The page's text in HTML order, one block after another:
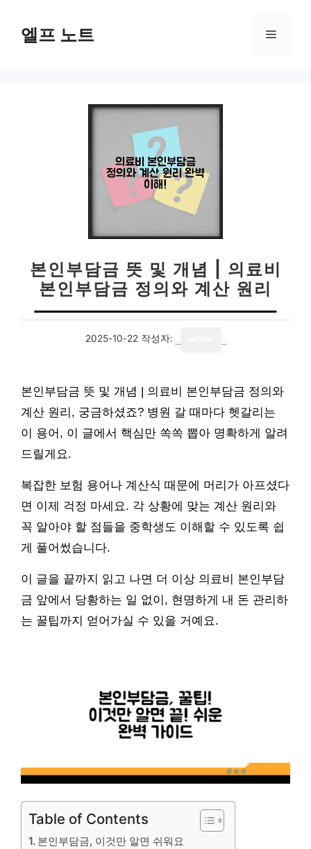
엘프 노트 메
본인부담금 뜻 및 개념 | 의료비
본인부담금 정의와 계산 원리
2025-10-22 작성자:
본인부담금 뜻 및 개념 | 의료비 본인부담금 정의와
계산 원리, 궁금하셨죠? 병원 갈 때마다 헷갈리는
이 용어, 이 글에서 핵심만 쏙쏙 뽑아 명확하게 알려
드릴게요.
복잡한 보험 용어나 계산식 때문에 머리가 아프셨다
면 이제 걱정 마세요. 각 상황에 맞는 계산 원리와
꼭 알아야 할 점들을 중학생도 이해할 수 있도록 쉽
게 풀어썼습니다.
이 글을 끝까지 읽고 나면 더 이상 의료비 본인부담
금 앞에서 당황하는 일 없이, 현명하게 내 돈 관리하
는 꿀팁까지 얻어가실 수 있을 거예요.
Table of Contents
본인부담금, 이것만 알면 쉬워요